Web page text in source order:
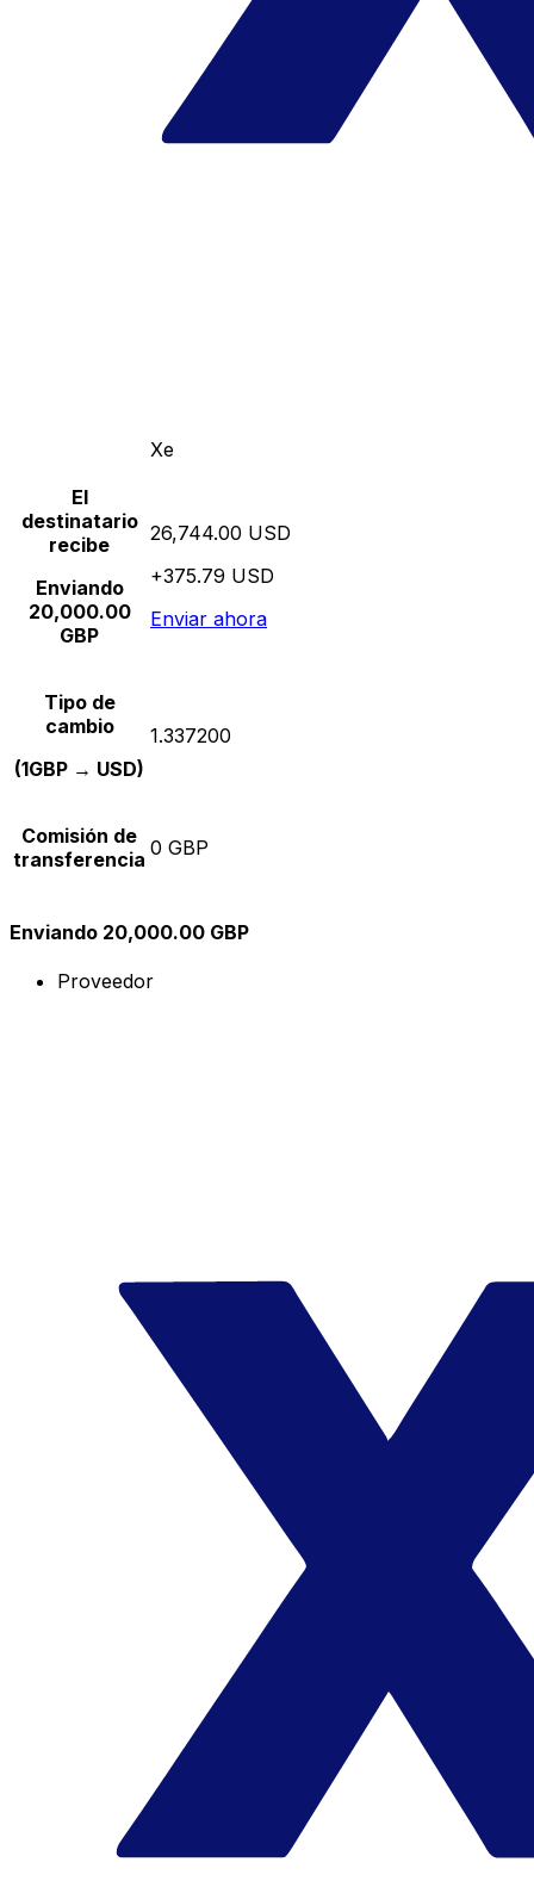
Xe
El
destinatario
recibe
Enviando
20,000.00
GBP
26,744.00 USD
+375.79 USD
Enviar ahora
Tipo de
cambio
(1GBP → USD)
1.337200
Comisión de
transferencia 0 GBP
Enviando 20,000.00 GBP
Proveedor